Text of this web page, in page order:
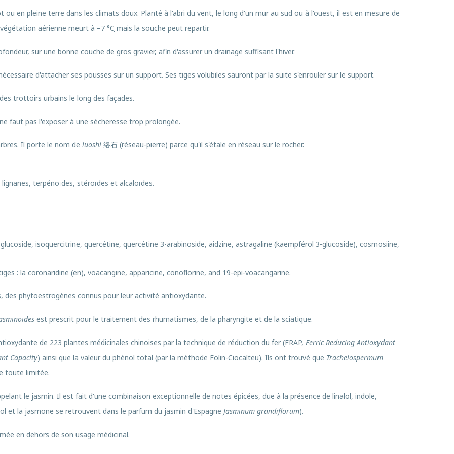
en pleine terre dans les climats doux. Planté à l'abri du vent, le long d'un mur au sud ou à l'ouest, il est en mesure de
aérienne meurt à −7 °C mais la souche peut repartir.
sur une bonne couche de gros gravier, afin d'assurer un drainage suffisant l'hiver.
d'attacher ses pousses sur un support. Ses tiges volubiles sauront par la suite s'enrouler sur le support.
trottoirs urbains le long des façades.
faut pas l'exposer à une sécheresse trop prolongée.
Il porte le nom de luoshi 络石 (réseau-pierre) parce qu'il s'étale en réseau sur le rocher.
terpénoïdes, stéroïdes et alcaloïdes.
isoquercitrine, quercétine, quercétine 3-arabinoside, aidzine, astragaline (kaempférol 3-glucoside), cosmosiine,
: la coronaridine (en), voacangine, apparicine, conoflorine, and 19-epi-voacangarine.
des phytoestrogènes connus pour leur activité antioxydante.
est prescrit pour le traitement des rhumatismes, de la pharyngite et de la sciatique.
de 223 plantes médicinales chinoises par la technique de réduction du fer (FRAP, Ferric Reducing Antioxydant
Capacity) ainsi que la valeur du phénol total (par la méthode Folin-Ciocalteu). Ils ont trouvé que Trachelospermum
toute limitée.
le jasmin. Il est fait d'une combinaison exceptionnelle de notes épicées, due à la présence de linalol, indole,
et la jasmone se retrouvent dans le parfum du jasmin d'Espagne Jasminum grandiflorum).
en dehors de son usage médicinal.